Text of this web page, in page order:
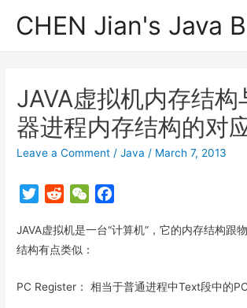
CHEN Jian's Java
JAVA虚拟机内存结构
器进程内存结构的对
Leave a Comment /Java / March 7, 2013
T
i
t
e
d
d
t
W
C
t
c
o
JAVA虚拟机是一台“计算机”，它的内存结构跟
结构有点类似：
PC Register： 相当于普通进程中Text段中的